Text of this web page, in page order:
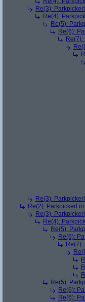
Re(3):
Re(4):
Re(5):
Re(6):
Re(7):
Re(3):
Re(2): Parkpickerl
Re(3):
Re(4):
Re(5):
Re(6):
Re(7):
Re(5):
Re(6):
Re(6):